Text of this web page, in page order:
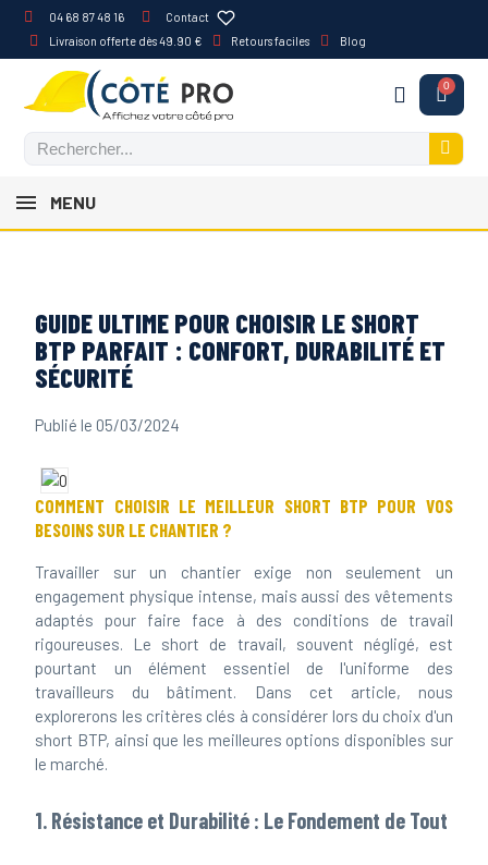
04 68 87 48 16
Contact
Livraison offerte dès 49.90 €
Retours faciles Blog
MENU
GUIDE ULTIME POUR CHOISIR LE SHORT
BTP PARFAIT : CONFORT, DURABILITÉ ET
SÉCURITÉ
Publié le 05/03/2024
COMMENT CHOISIR LE MEILLEUR SHORT BTP POUR VOS
BESOINS SUR LE CHANTIER ?
Travailler sur un chantier exige non seulement un
engagement physique intense, mais aussi des vêtements
adaptés pour faire face à des conditions de travail
rigoureuses. Le short de travail, souvent négligé, est
pourtant un élément essentiel de l'uniforme des
travailleurs du bâtiment. Dans cet article, nous
explorerons les critères clés à considérer lors du choix d'un
short BTP, ainsi que les meilleures options disponibles sur
le marché.
1. Résistance et Durabilité : Le Fondement de Tout